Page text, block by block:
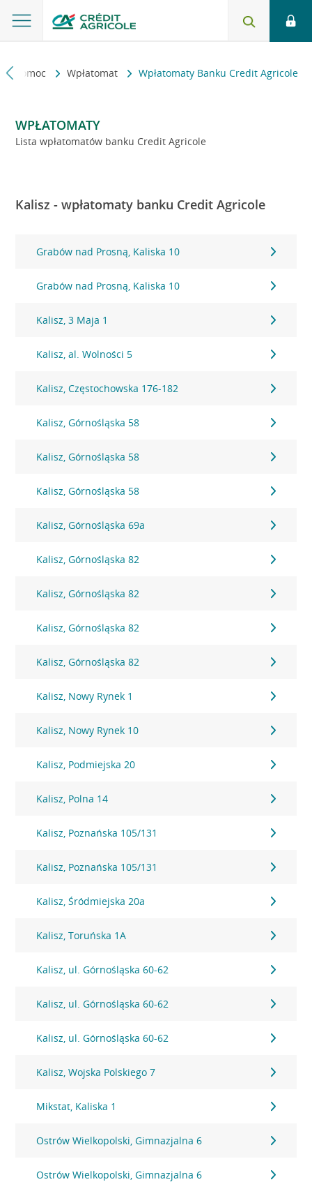
i pomoc Wpłatomat Wpłatomaty Banku Credit Agricole
WPŁATOMATY
Lista wpłatomatów banku Credit Agricole
Kalisz - wpłatomaty banku Credit Agricole
Grabów nad Prosną, Kaliska 10
Grabów nad Prosną, Kaliska 10
Kalisz, 3 Maja 1
Kalisz, al. Wolności 5
Kalisz, Częstochowska 176-182
Kalisz, Górnośląska 58
Kalisz, Górnośląska 58
Kalisz, Górnośląska 58
Kalisz, Górnośląska 69a
Kalisz, Górnośląska 82
Kalisz, Górnośląska 82
Kalisz, Górnośląska 82
Kalisz, Górnośląska 82
Kalisz, Nowy Rynek 1
Kalisz, Nowy Rynek 10
Kalisz, Podmiejska 20
Kalisz, Polna 14
Kalisz, Poznańska 105/131
Kalisz, Poznańska 105/131
Kalisz, Śródmiejska 20a
Kalisz, Toruńska 1A
Kalisz, ul. Górnośląska 60-62
Kalisz, ul. Górnośląska 60-62
Kalisz, ul. Górnośląska 60-62
Kalisz, Wojska Polskiego 7
Mikstat, Kaliska 1
Ostrów Wielkopolski, Gimnazjalna 6
Ostrów Wielkopolski, Gimnazjalna 6